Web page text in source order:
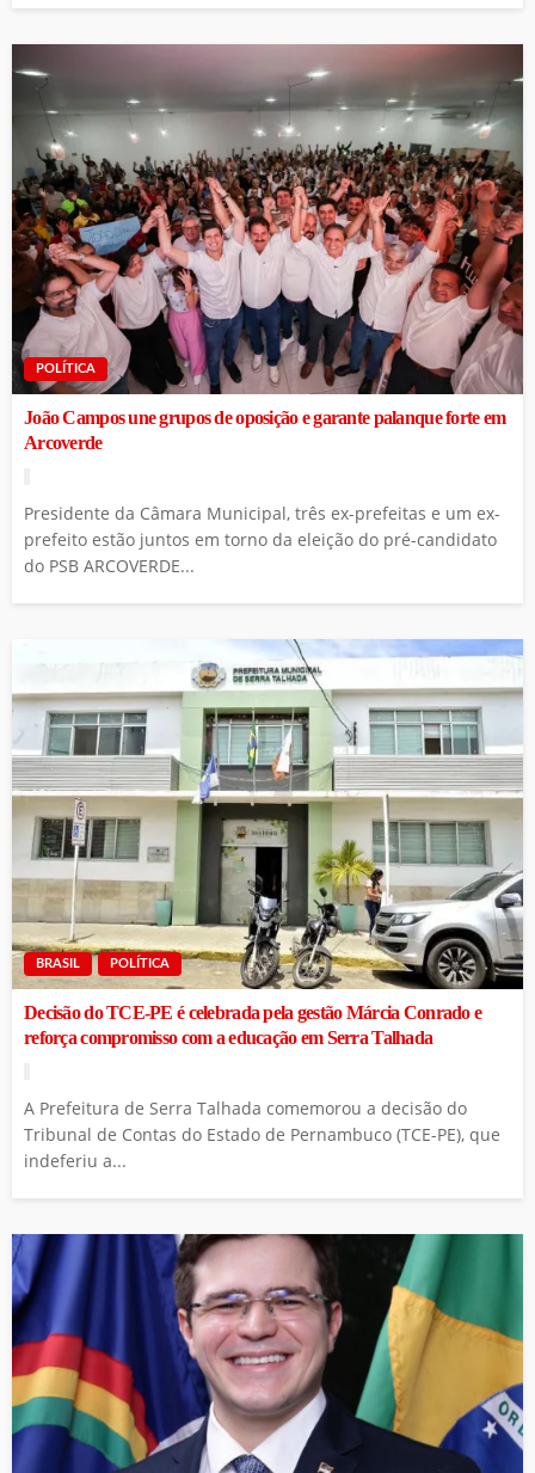
POLÍTICA
João Campos une grupos de oposição e garante palanque forte em
Arcoverde
Presidente da Câmara Municipal, três ex-prefeitas e um ex-
prefeito estão juntos em torno da eleição do pré-candidato
do PSB ARCOVERDE...
BRASIL POLÍTICA
Decisão do TCE-PE é celebrada pela gestão Márcia Conrado e
reforça compromisso com a educação em Serra Talhada
A Prefeitura de Serra Talhada comemorou a decisão do
Tribunal de Contas do Estado de Pernambuco (TCE-PE), que
indeferiu a...